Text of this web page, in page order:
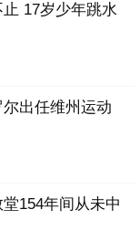
17岁少年跳水
尔出任维州运动
154年间从未中